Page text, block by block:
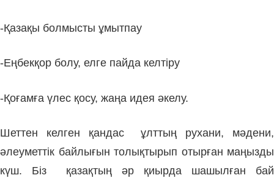
-Қазақы болмысты ұмытпау
-Еңбекқор болу, елге пайда келтіру
-Қоғамға үлес қосу, жаңа идея әкелу.
Шеттен келген қандас ұлттың рухани, мәдени,
әлеуметтік байлығын толықтырып отырған маңызды
күш. Біз қазақтың әр қиырда шашылған бай